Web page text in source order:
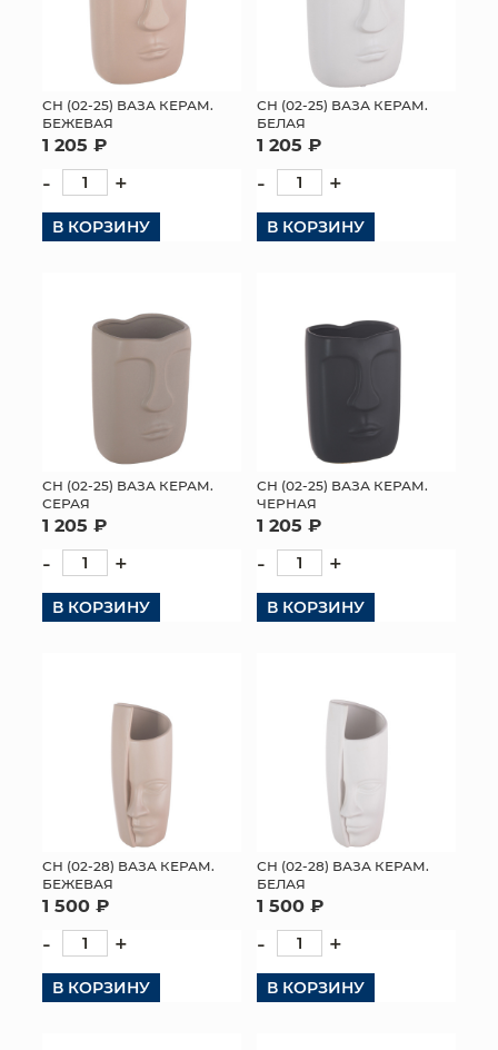
СН (02-25) ВАЗА КЕРАМ.
БЕЖЕВАЯ
1 205 ₽
- +
В КОРЗИНУ
СН (02-25) ВАЗА КЕРАМ.
БЕЛАЯ
1 205 ₽
- +
В КОРЗИНУ
СН (02-25) ВАЗА КЕРАМ.
СЕРАЯ
1 205 ₽
- +
В КОРЗИНУ
СН (02-25) ВАЗА КЕРАМ.
ЧЕРНАЯ
1 205 ₽
- +
В КОРЗИНУ
СН (02-28) ВАЗА КЕРАМ.
БЕЖЕВАЯ
1 500 ₽
- +
В КОРЗИНУ
СН (02-28) ВАЗА КЕРАМ.
БЕЛАЯ
1 500 ₽
- +
В КОРЗИНУ